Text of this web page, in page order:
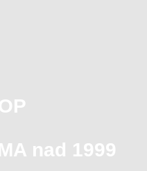
nad 1999